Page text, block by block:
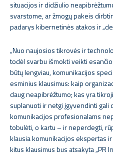
situacijos ir didžiulio
svarstome, ar žmogų pakeis
padarys kibernetinės atakos ir
„Nuo naujosios tikrovės ir
todėl svarbu išmokti veikti
būtų lengviau, komunikacijos
esminius klausimus: kaip
daug neapibrėžtumo; kas yra
suplanuoti ir netgi įgyvendinti gali
komunikacijos profesionalams
tobulėti, o kartu – ir neperdegti,
klausia komunikacijos ekspertas
kitus klausimus bus atsakyta „PR